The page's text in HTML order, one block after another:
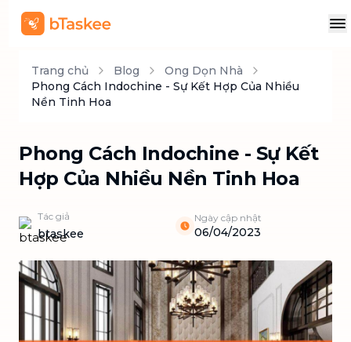
Trang chủ Blog
Ong Dọn Nhà
Phong Cách Indochine - Sự Kết Hợp Của Nhiều
Nền Tinh Hoa
Phong Cách Indochine - Sự Kết
Hợp Của Nhiều Nền Tinh Hoa
Tác giả
btaskee
Ngày cập nhật
06/04/2023